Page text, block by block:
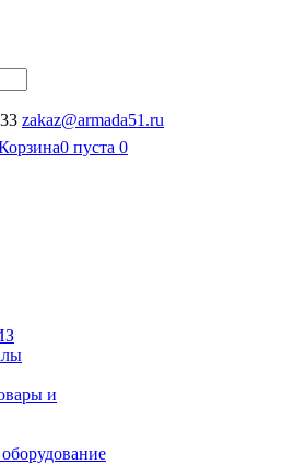
zakaz@armada51.ru
0 пуста 0
и